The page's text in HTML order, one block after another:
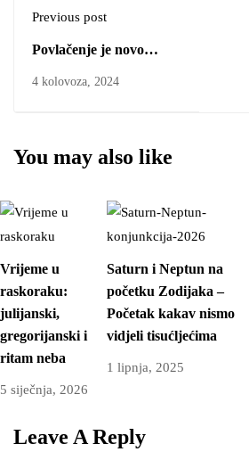
Previous post
Povlačenje je novo
4 kolovoza, 2024
You may also like
Vrijeme u
raskoraku:
julijanski,
gregorijanski i
ritam neba
5 siječnja, 2026
Saturn i Neptun na
početku Zodijaka –
Početak kakav nismo
vidjeli tisućljećima
1 lipnja, 2025
Leave A Reply